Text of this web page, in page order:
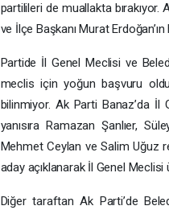
partilileri de muallakta bırakıyor.
ve İlçe Başkanı Murat
Partide İl Genel Meclisi ve
meclis için yoğun başvuru
bilinmiyor. Ak Parti Banaz’da İl
yanısıra Ramazan Şanlıer,
Mehmet Ceylan ve Salim Uğuz
aday açıklanarak İl Genel Meclisi
Diğer taraftan Ak Parti’de